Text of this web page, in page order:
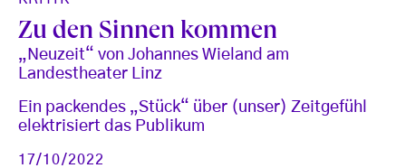
Zu den Sinnen kommen
„Neuzeit“ von Johannes Wieland am
Landestheater Linz
Ein packendes „Stück“ über (unser) Zeitgefühl
elektrisiert das Publikum
17/10/2022